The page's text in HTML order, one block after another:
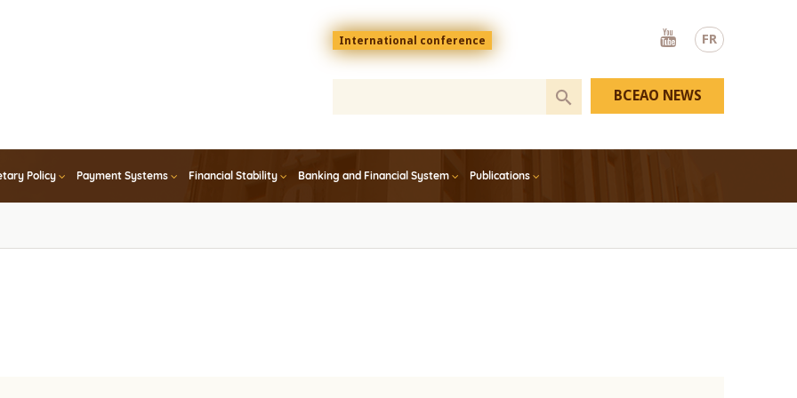
FR
Menu
top
En
International conference
Youtube
Policy Payment Systems Financial Stability Banking and Financial System Publications
BCEAO NEWS